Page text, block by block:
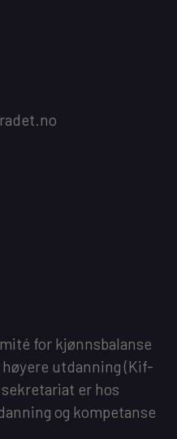
for kjønnsbalanse
utdanning(Kif-
er hos
og kompetanse